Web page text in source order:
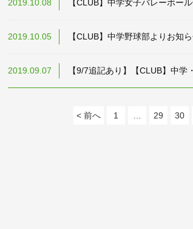
2019.10.08 【CLUB】中学女子バレーボー
2019.10.05 【CLUB】中学野球部よりお知
2019.09.07 【9/7追記あり】【CLUB】中
< 前へ 1 29 30